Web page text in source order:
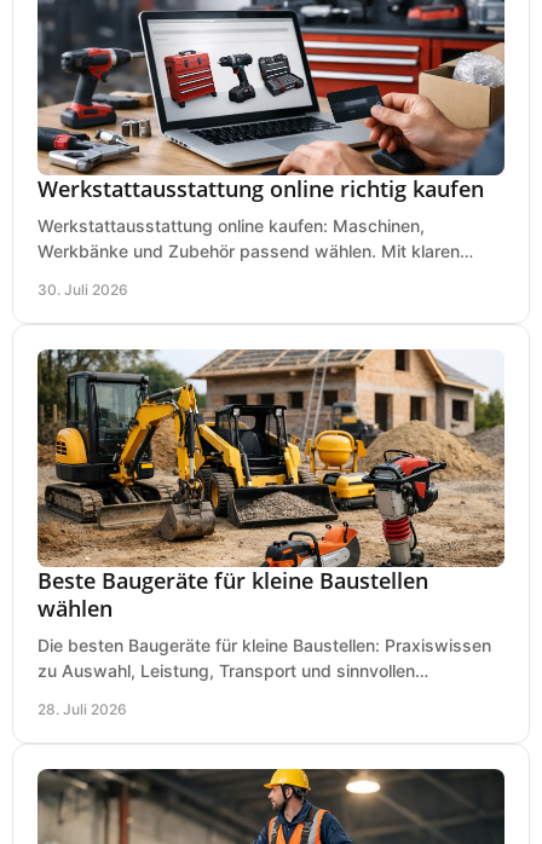
Werkstattausstattung online richtig kaufen
Werkstattausstattung online kaufen: Maschinen,
Werkbänke und Zubehör passend wählen. Mit klaren
30. Juli 2026
Beste Baugeräte für kleine Baustellen
wählen
Die besten Baugeräte für kleine Baustellen: Praxiswissen
zu Auswahl, Leistung, Transport und sinnvollen
28. Juli 2026